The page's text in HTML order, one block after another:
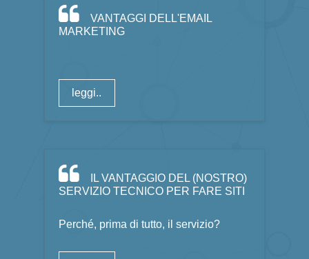
VANTAGGI DELL'EMAIL
MARKETING
leggi..
IL VANTAGGIO DEL (NOSTRO)
SERVIZIO TECNICO PER FARE SITI
Perché, prima di tutto, il servizio?